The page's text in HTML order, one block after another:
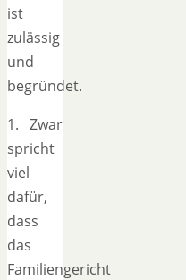
ist
zulässig
und
begründet.
1. Zwar
spricht
viel
dafür,
dass
das
Familiengericht